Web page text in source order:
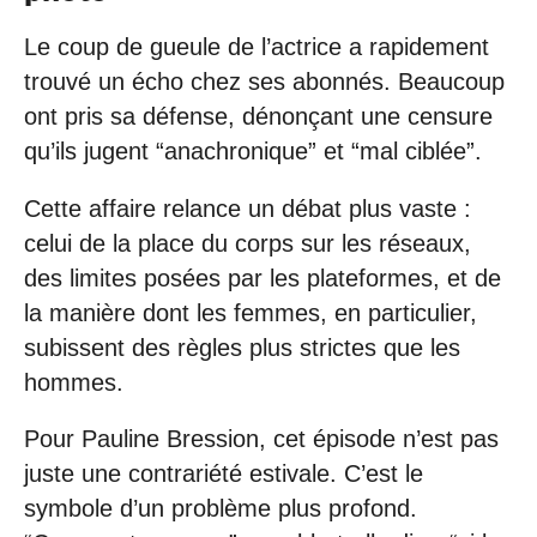
Le coup de gueule de l’actrice a rapidement
trouvé un écho chez ses abonnés. Beaucoup
ont pris sa défense, dénonçant une censure
qu’ils jugent “anachronique” et “mal ciblée”.
Cette affaire relance un débat plus vaste :
celui de la place du corps sur les réseaux,
des limites posées par les plateformes, et de
la manière dont les femmes, en particulier,
subissent des règles plus strictes que les
hommes.
Pour Pauline Bression, cet épisode n’est pas
juste une contrariété estivale. C’est le
symbole d’un problème plus profond.